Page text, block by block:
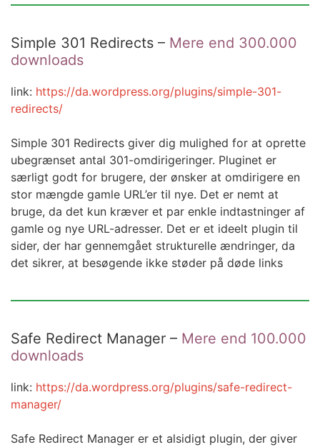
Simple 301 Redirects – Mere end 300.000
downloads
link: https://da.wordpress.org/plugins/simple-301-
redirects/
Simple 301 Redirects giver dig mulighed for at oprette
ubegrænset antal 301-omdirigeringer. Pluginet er
særligt godt for brugere, der ønsker at omdirigere en
stor mængde gamle URL’er til nye. Det er nemt at
bruge, da det kun kræver et par enkle indtastninger af
gamle og nye URL-adresser. Det er et ideelt plugin til
sider, der har gennemgået strukturelle ændringer, da
det sikrer, at besøgende ikke støder på døde links
Safe Redirect Manager – Mere end 100.000
downloads
link: https://da.wordpress.org/plugins/safe-redirect-
manager/
Safe Redirect Manager er et alsidigt plugin, der giver